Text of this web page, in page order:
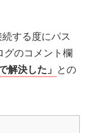
する度にパス
グのコメント欄
解決した」 との